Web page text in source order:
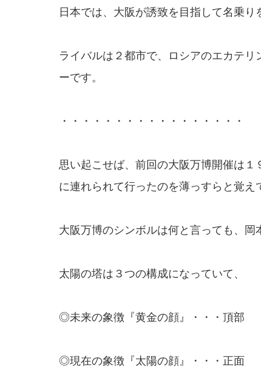
日本では、大阪が誘致を目指して名乗り
ライバルは２都市で、ロシアのエカテ
ーです。
・・・・・・・・・・・・・・・・・
思い起こせば、前回の大阪万博開催は
に連れられて行ったのを薄っすらと覚え
大阪万博のシンボルは何と言っても、岡
太陽の塔は３つの構成になっていて、
◎未来の象徴『黄金の顔』・・・頂部
◎現在の象徴『太陽の顔』・・・正面